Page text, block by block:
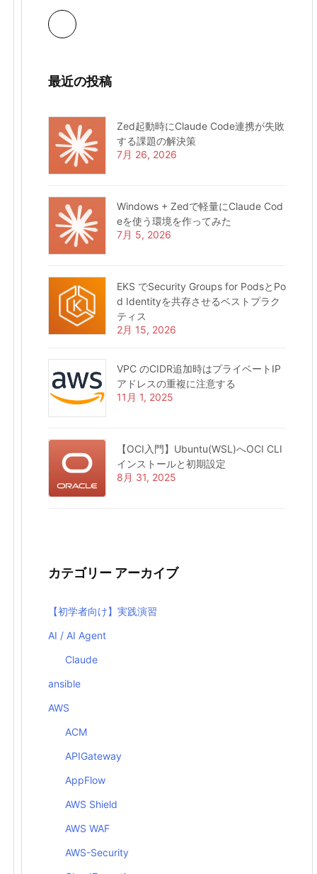
最近の投稿
Zed起動時にClaude Code連携が失敗
する課題の解決策
7月 26, 2026
Windows + Zedで軽量にClaude Cod
eを使う環境を作ってみた
7月 5, 2026
EKS でSecurity Groups for PodsとPo
d Identityを共存させるベストプラク
ティス
2月 15, 2026
VPC のCIDR追加時はプライベートIP
アドレスの重複に注意する
11月 1, 2025
【OCI入門】Ubuntu(WSL)へOCI CLI
インストールと初期設定
8月 31, 2025
カテゴリー アーカイブ
【初学者向け】実践演習
AI / AI Agent
Claude
ansible
AWS
ACM
APIGateway
AppFlow
AWS Shield
AWS WAF
AWS-Security